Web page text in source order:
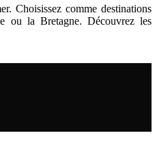
Choisissez comme destinations
ou la Bretagne. Découvrez les